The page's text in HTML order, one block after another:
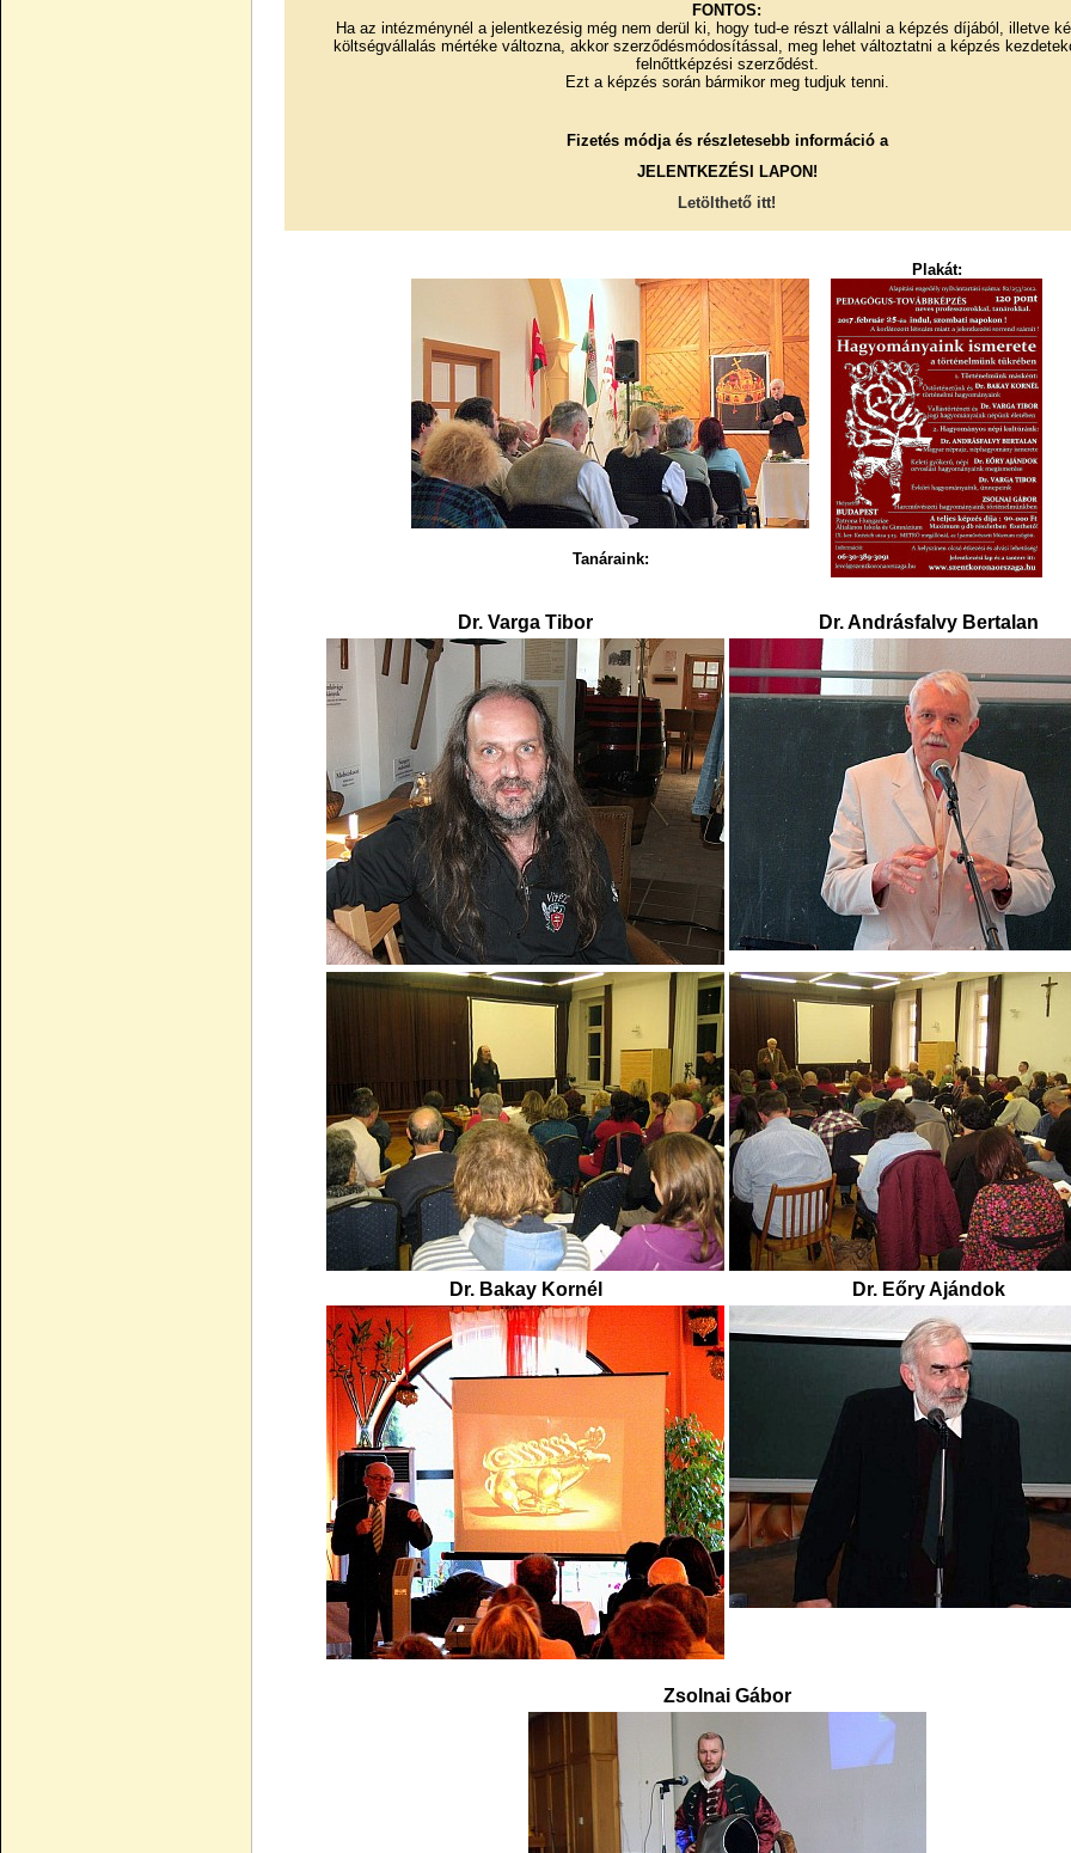
FONTOS:
Ha az intézménynél a jelentkezésig még nem derül ki, hogy tud-e részt vállalni a képzés díjából, illetve
költségvállalás mértéke változna, akkor szerződésmódosítással, meg lehet változtatni a képzés
felnőttképzési szerződést.
Ezt a képzés során bármikor meg tudjuk tenni.
Fizetés módja és részletesebb információ a
JELENTKEZÉSI LAPON!
Letölthető itt!
Tanáraink:
Plakát:
Dr. Varga Tibor Dr. Andrásfalvy Bertalan
Dr. Bakay Kornél Dr. Eőry Ajándok
Zsolnai Gábor